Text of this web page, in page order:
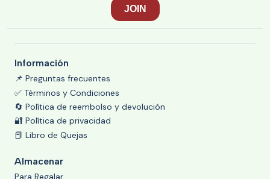
Información
📌 Preguntas frecuentes
✅ Términos y Condiciones
🔄 Política de reembolso y devolución
🔐 Política de privacidad
📕 Libro de Quejas
Almacenar
Para Regalar